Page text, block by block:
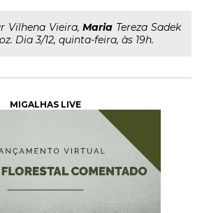
Vilhena Vieira,Maria Tereza Sadek
Dia 3/12, quinta-feira, às 19h.
MIGALHAS LIVE